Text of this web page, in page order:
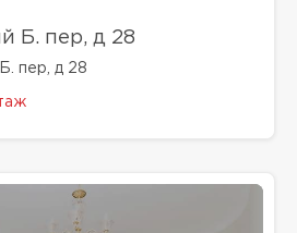
Б. пер, д 28
пер, д 28